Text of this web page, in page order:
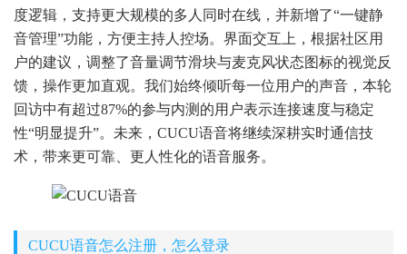
度逻辑，支持更大规模的多人同时在线，并新增了“一键静
音管理”功能，方便主持人控场。界面交互上，根据社区用
户的建议，调整了音量调节滑块与麦克风状态图标的视觉反
馈，操作更加直观。我们始终倾听每一位用户的声音，本轮
回访中有超过87%的参与内测的用户表示连接速度与稳定
性“明显提升”。未来，CUCU语音将继续深耕实时通信技
术，带来更可靠、更人性化的语音服务。
CUCU语音怎么注册，怎么登录